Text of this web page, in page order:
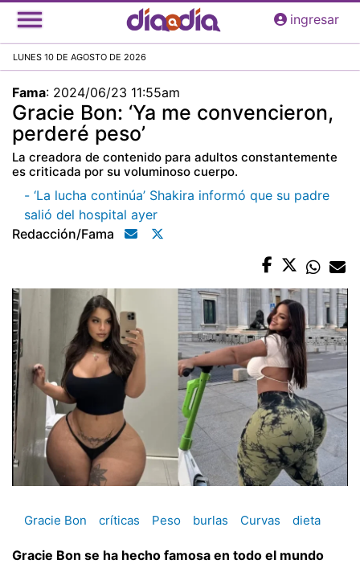
Pasar
al
principal
ingresar
LUNES 10 DE AGOSTO DE 2026
Fama: 2024/06/23 11:55am
Gracie Bon: ‘Ya me convencieron,
perderé peso’
La creadora de contenido para adultos constantemente
es criticada por su voluminoso cuerpo.
- ‘La lucha continúa’ Shakira informó que su padre
salió del hospital ayer
Redacción/fama
Gracie Bon críticas Peso burlas Curvas dieta
Gracie Bon se ha hecho famosa en todo el mundo